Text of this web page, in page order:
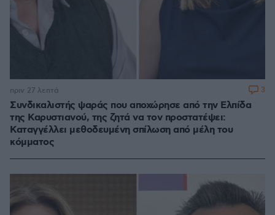
Συνδικαλιστής ψαράς που αποχώρησε από την Ελπίδα
της Καρυστιανού, της ζητά να τον προστατέψει:
Καταγγέλλει μεθοδευμένη σπίλωση από μέλη του
κόμματος
πριν 27 λεπτά 3